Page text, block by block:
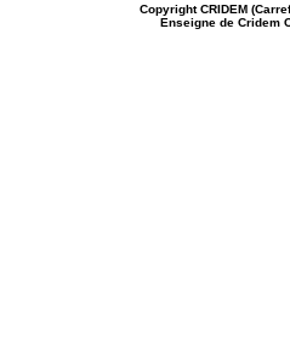
CopyrightCRIDEM
Enseigne de Cridem